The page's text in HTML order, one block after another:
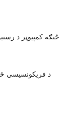
څنګه کمپیوټر د
د فریکونسیسي